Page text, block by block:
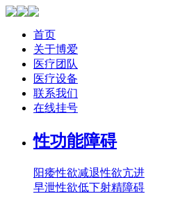
首页
关于博爱
医疗团队
医疗设备
联系我们
在线挂号
性功能障碍
阳痿性欲减退性欲亢进
早泄性欲低下射精障碍